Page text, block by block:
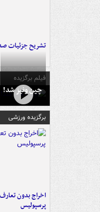
تشریح جزئیات
فیلم برگزیده
چین ونیز شد!
برگزیده ورزشی
اخراج بدون
پرسپولیس